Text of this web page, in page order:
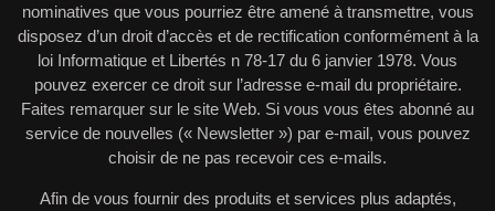
nominatives que vous pourriez être amené à transmettre, vous
disposez d’un droit d’accès et de rectification conformément à la
loi Informatique et Libertés n 78-17 du 6 janvier 1978. Vous
pouvez exercer ce droit sur l’adresse e-mail du propriétaire.
Faites remarquer sur le site Web. Si vous vous êtes abonné au
service de nouvelles (« Newsletter ») par e-mail, vous pouvez
choisir de ne pas recevoir ces e-mails.
Afin de vous fournir des produits et services plus adaptés,